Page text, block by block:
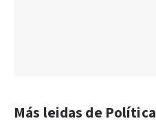
Más leidas de Política